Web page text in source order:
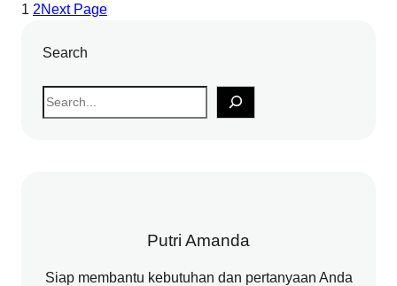
1 2Next Page
Search
S
e
Putri Amanda
Siap membantu kebutuhan dan pertanyaan Anda